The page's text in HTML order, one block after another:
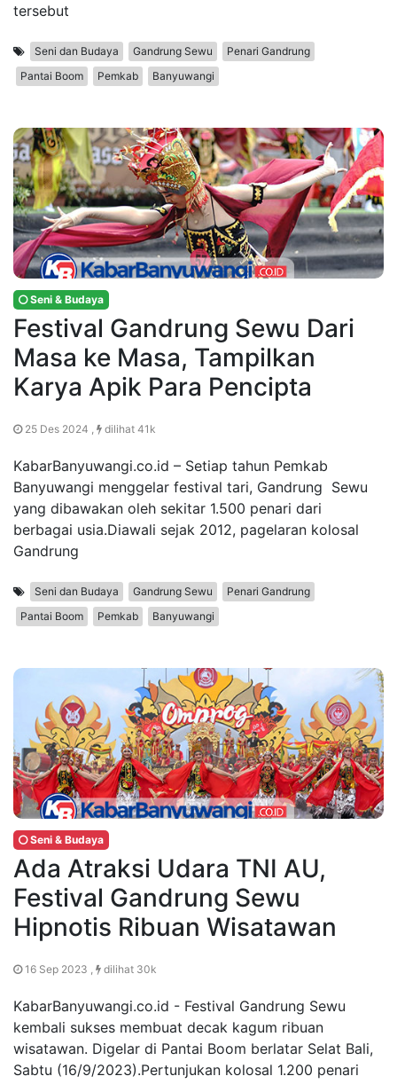
tersebut
Seni dan Budaya Gandrung Sewu
Penari Gandrung
Pantai Boom
Pemkab Banyuwangi
Seni & Budaya
Festival Gandrung Sewu Dari
Masa ke Masa, Tampilkan
Karya Apik Para Pencipta
25 Des 2024 , dilihat 41k
KabarBanyuwangi.co.id – Setiap tahun Pemkab
Banyuwangi menggelar festival tari, Gandrung Sewu
yang dibawakan oleh sekitar 1.500 penari dari
berbagai usia.Diawali sejak 2012, pagelaran kolosal
Gandrung
Seni dan Budaya Gandrung Sewu
Penari Gandrung
Pantai Boom
Pemkab Banyuwangi
Seni & Budaya
Ada Atraksi Udara TNI AU,
Festival Gandrung Sewu
Hipnotis Ribuan Wisatawan
16 Sep 2023 , dilihat 30k
KabarBanyuwangi.co.id - Festival Gandrung Sewu
kembali sukses membuat decak kagum ribuan
wisatawan. Digelar di Pantai Boom berlatar Selat Bali,
Sabtu (16/9/2023).Pertunjukan kolosal 1.200 penari